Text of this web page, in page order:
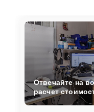
Отвечайте на
расчет